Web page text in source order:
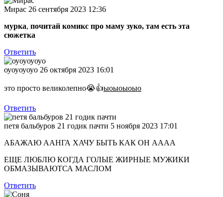
Мирас 26 сентября 2023 12:36
мурка, почитай комикс про маму зуко, там есть эта
сюжетка
Ответить
оуоуоуоуо 26 октября 2023 16:01
это просто великолепно😭👍ыоыоыоыо
Ответить
петя бальбуров 21 годик пачти 5 ноября 2023 17:01
АБАЖАЮ ААНГА ХАЧУ БЫТЬ КАК ОН АААА
ЕЩЕ ЛЮБЛЮ КОГДА ГОЛЫЕ ЖИРНЫЕ МУЖИКИ
ОБМАЗЫВАЮТСА МАСЛОМ
Ответить